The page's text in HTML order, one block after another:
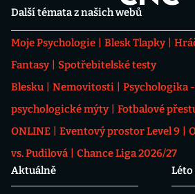
Další témata z našich webů
Moje Psychologie Blesk Tlapky
Fantasy
Spotřebitelské testy
Blesku
Nemovitosti
Psychologika
psychologické mýty
Fotbalové
ONLINE
Eventový prostor Level 9
vs. Pudilová
Chance Liga 2026/27
Aktuálně
Léto